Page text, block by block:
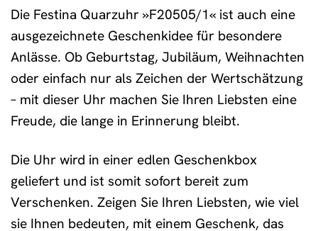
Die Festina Quarzuhr »F20505/1« ist auch eine
ausgezeichnete Geschenkidee für besondere
Anlässe. Ob Geburtstag, Jubiläum, Weihnachten
oder einfach nur als Zeichen der Wertschätzung
– mit dieser Uhr machen Sie Ihren Liebsten eine
Freude, die lange in Erinnerung bleibt.
Die Uhr wird in einer edlen Geschenkbox
geliefert und ist somit sofort bereit zum
Verschenken. Zeigen Sie Ihren Liebsten, wie viel
sie Ihnen bedeuten, mit einem Geschenk, das